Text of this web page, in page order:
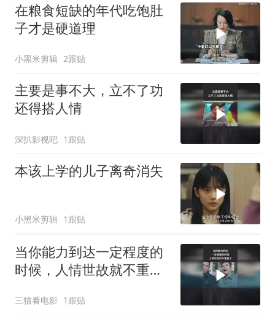
在粮食短缺的年代吃饱肚
子才是硬道理
小黑米剪辑 2跟贴
主要是事不大，立不了功
还得搭人情
深扒影视吧 1跟贴
本该上学的儿子离奇消失
小黑米剪辑 1跟贴
当你能力到达一定程度的
时候，人情世故就不重要
三猫看电影 1跟贴